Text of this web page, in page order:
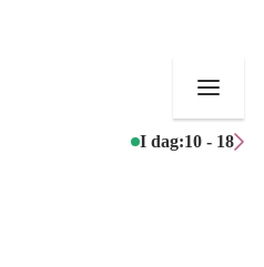
I dag:10 - 18